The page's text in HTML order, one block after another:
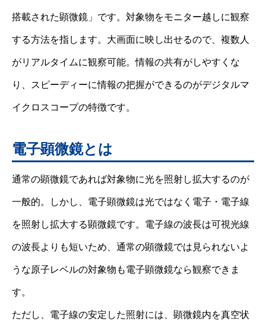
搭載された顕微鏡」です。対象物をモニター越しに観察
する方法を指します。大画面に映し出せるので、複数人
がリアルタイムに観察可能。情報の共有がしやすくな
り、スピーディーに情報の把握ができるのがデジタルマ
イクロスコープの特徴です。
電子顕微鏡とは
通常の顕微鏡であれば対象物に光を照射し拡大するのが
一般的。しかし、電子顕微鏡は光ではなく電子・電子線
を照射し拡大する顕微鏡です。電子線の波長は可視光線
の波長よりも短いため、通常の顕微鏡では見られないよ
うな原子レベルの対象物も電子顕微鏡なら観察できま
す。
ただし、電子線の安定した照射には、顕微鏡内を真空状